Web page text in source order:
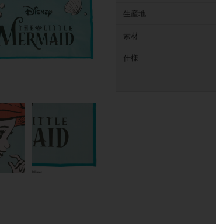
生産地
素材
仕様